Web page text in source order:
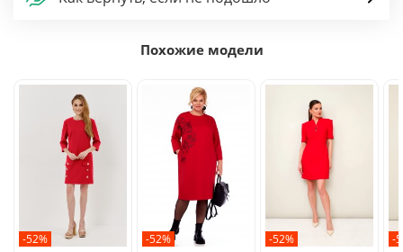
Похожие модели
-52% -52% -52% -